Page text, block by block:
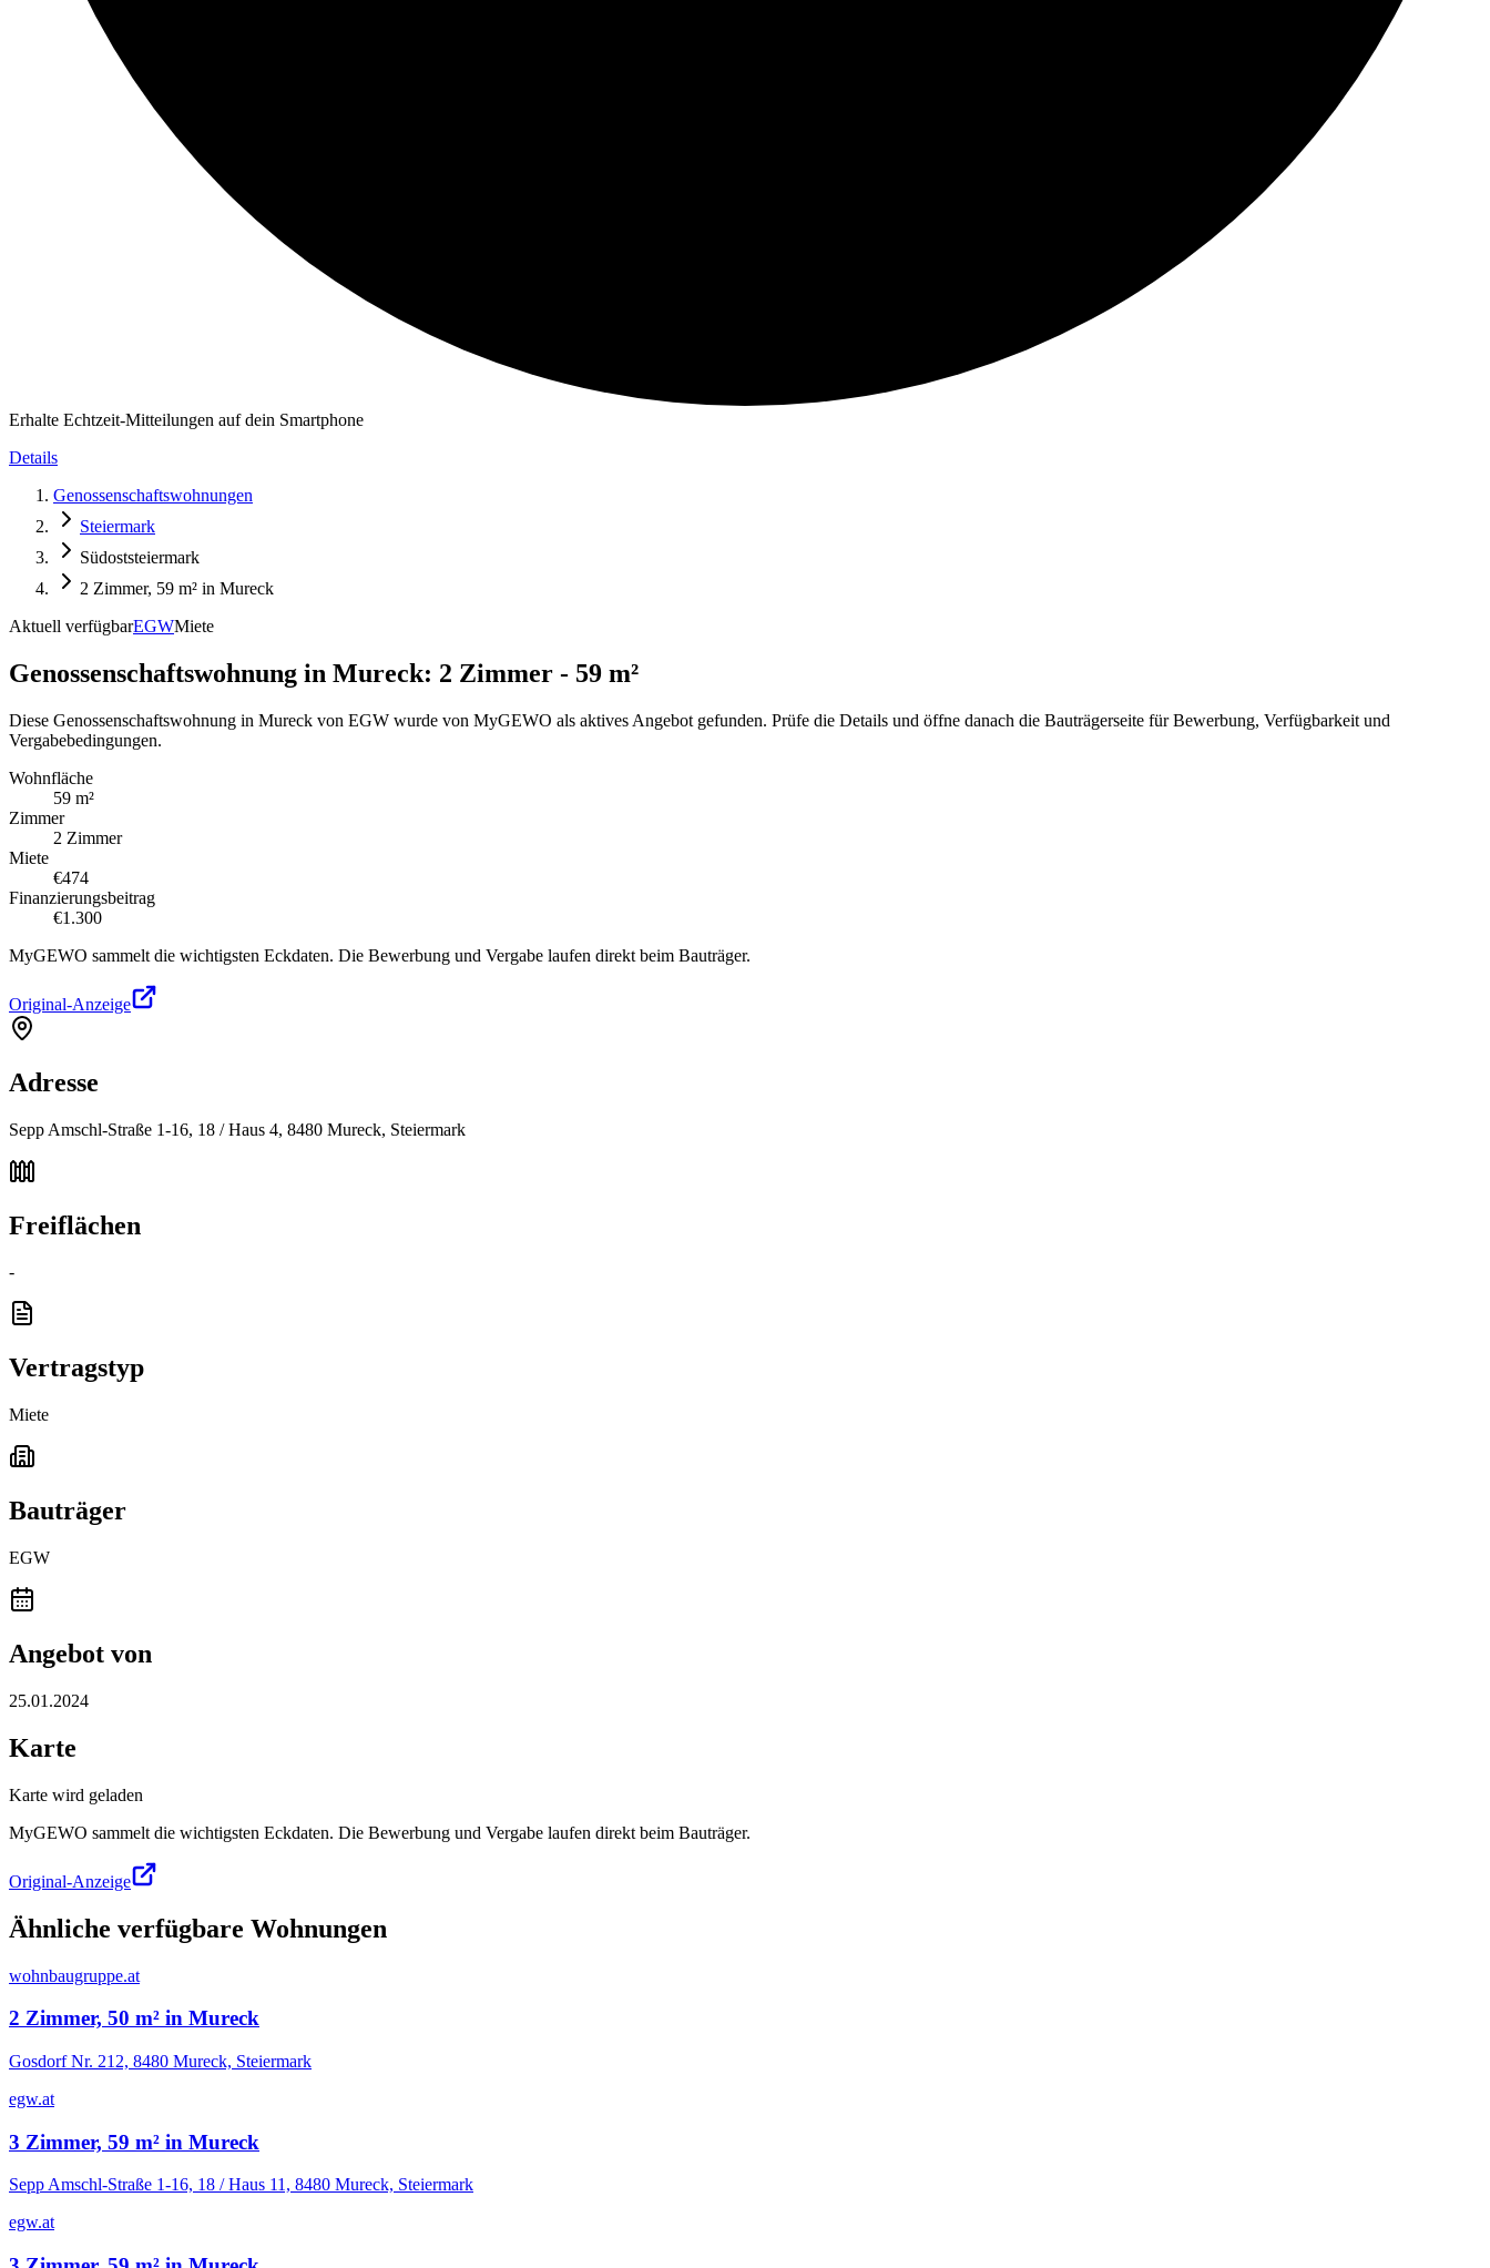
Erhalte Echtzeit-Mitteilungen auf dein Smartphone
Details
Genossenschaftswohnungen
Steiermark
Südoststeiermark
2 Zimmer, 59 m² in Mureck
Aktuell verfügbarEGWMiete
Genossenschaftswohnung in Mureck: 2 Zimmer - 59 m²
Diese Genossenschaftswohnung in Mureck von EGW wurde von MyGEWO als aktives Angebot gefunden. Prüfe die Details und öffne danach die Bauträgerseite für Bewerbung, Verfügbarkeit und
Vergabebedingungen.
Wohnfläche
59 m²
Zimmer
2 Zimmer
Miete
€474
Finanzierungsbeitrag
€1.300
MyGEWO sammelt die wichtigsten Eckdaten. Die Bewerbung und Vergabe laufen direkt beim Bauträger.
Original-Anzeige
Adresse
Sepp Amschl-Straße 1-16, 18 / Haus 4, 8480 Mureck, Steiermark
Freiflächen
-
Vertragstyp
Miete
Bauträger
EGW
Angebot von
25.01.2024
Karte
Karte wird geladen
MyGEWO sammelt die wichtigsten Eckdaten. Die Bewerbung und Vergabe laufen direkt beim Bauträger.
Original-Anzeige
Ähnliche verfügbare Wohnungen
wohnbaugruppe.at
2 Zimmer, 50 m² in Mureck
Gosdorf Nr. 212, 8480 Mureck, Steiermark
egw.at
3 Zimmer, 59 m² in Mureck
Sepp Amschl-Straße 1-16, 18 / Haus 11, 8480 Mureck, Steiermark
egw.at